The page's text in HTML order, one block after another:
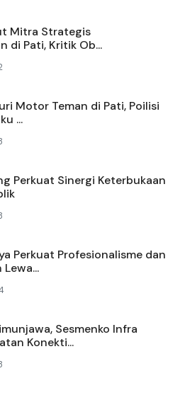
Mitra Strategis
di Pati, Kritik Ob...
Motor Teman di Pati, Poilisi
...
Perkuat Sinergi Keterbukaan
Perkuat Profesionalisme dan
Sesmenko Infra
Konekti...